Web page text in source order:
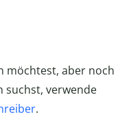
möchtest, aber noch
suchst, verwende
.